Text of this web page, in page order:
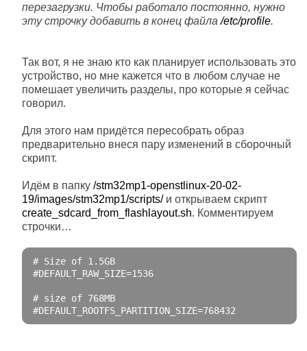
перезагрузки. Чтобы работало постоянно, нужно
эту строчку добавить в конец файла/etc/profile.
Так вот, я не знаю кто как планирует использовать это
устройство, но мне кажется что в любом случае не
помешает увеличить разделы, про которые я сейчас
говорил.
Для этого нам придётся пересобрать образ
предварительно внеся пару изменений в сборочный
скрипт.
Идём в папку /stm32mp1-openstlinux-20-02-
19/images/stm32mp1/scripts/и открываем скрипт
create_sdcard_from_flashlayout.sh. Комментируем
строчки…
# Size of 1.5GB
#DEFAULT_RAW_SIZE=1536
# size of 768MB
#DEFAULT_ROOTFS_PARTITION_SIZE=768432